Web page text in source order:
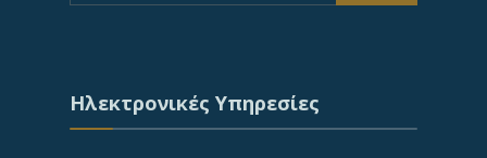
Ηλεκτρονικές Υπηρεσίες